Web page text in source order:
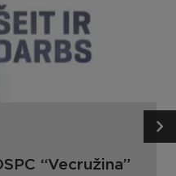
“Vecružina”